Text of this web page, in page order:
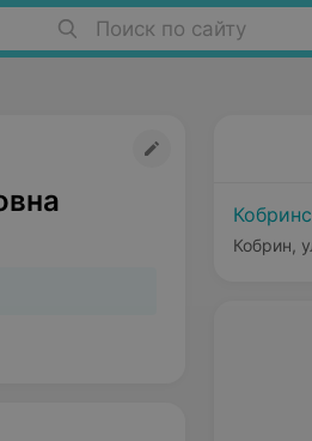
Поиск по сайту
Кобрин,